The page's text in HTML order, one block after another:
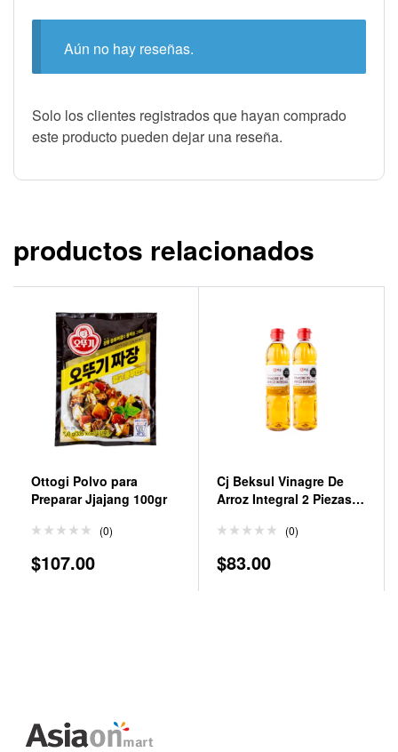
Aún no hay reseñas.
Solo los clientes registrados que hayan comprado
este producto pueden dejar una reseña.
productos relacionados
Ottogi Polvo para
Preparar Jjajang 100gr
(0)
$107.00
Cj Beksul Vinagre De
Arroz Integral 2 Piezas
(0)
$83.00